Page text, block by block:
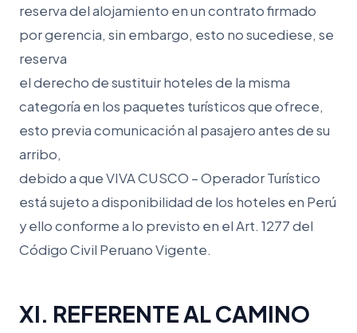
reserva del alojamiento en un contrato firmado
por gerencia, sin embargo, esto no sucediese, se
reserva
el derecho de sustituir hoteles de la misma
categoría en los paquetes turísticos que ofrece,
esto previa comunicación al pasajero antes de su
arribo,
debido a que VIVA CUSCO – Operador Turístico
está sujeto a disponibilidad de los hoteles en Perú
y ello conforme a lo previsto en el Art. 1277 del
Código Civil Peruano Vigente.
XI. REFERENTE AL CAMINO